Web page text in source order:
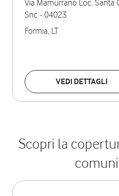
Via Mamurrano Loc. Santa
Snc - 04023
Formia, LT
VEDI DETTAGLI
Scopri la